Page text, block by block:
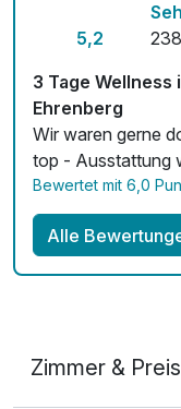
Zimmerservice verfügbar
Mit Hotelbar
5,2
3 Tage
Ehrenberg
Wir waren gerne
top - Ausstattung
Bewertet mit 6,0
Alle
Zimmer &